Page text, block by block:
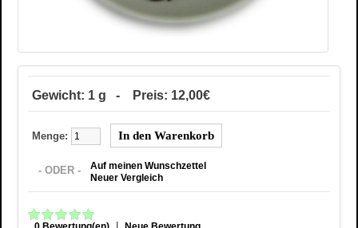
Gewicht: 1 g - Preis: 12,00€
Menge:
- ODER -
Auf meinen Wunschzettel
Neuer Vergleich